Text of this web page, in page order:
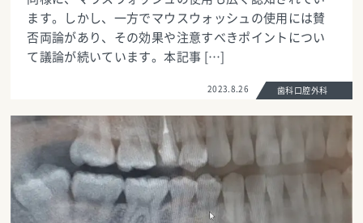
ます。しかし、一方でマウスウォッシュの使用には賛
否両論があり、その効果や注意すべきポイントについ
て議論が続いています。本記事 […]
2023.8.26 歯科口腔外科